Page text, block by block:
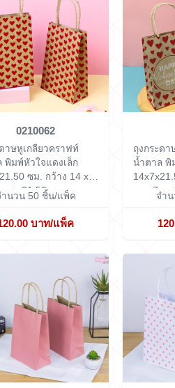
0210062
าษหูเกลียวคราฟท์
พิมพ์หัวใจแดงเล็ก
ซม. กว้าง 14 x
x สูง 21.50 ซม.
ำนวน 50 ชิ้น/แพ็ค
บาท/แพ็ค
ถุงกระดา
น้ำตาล พิ
ยาว 7 x
จำ